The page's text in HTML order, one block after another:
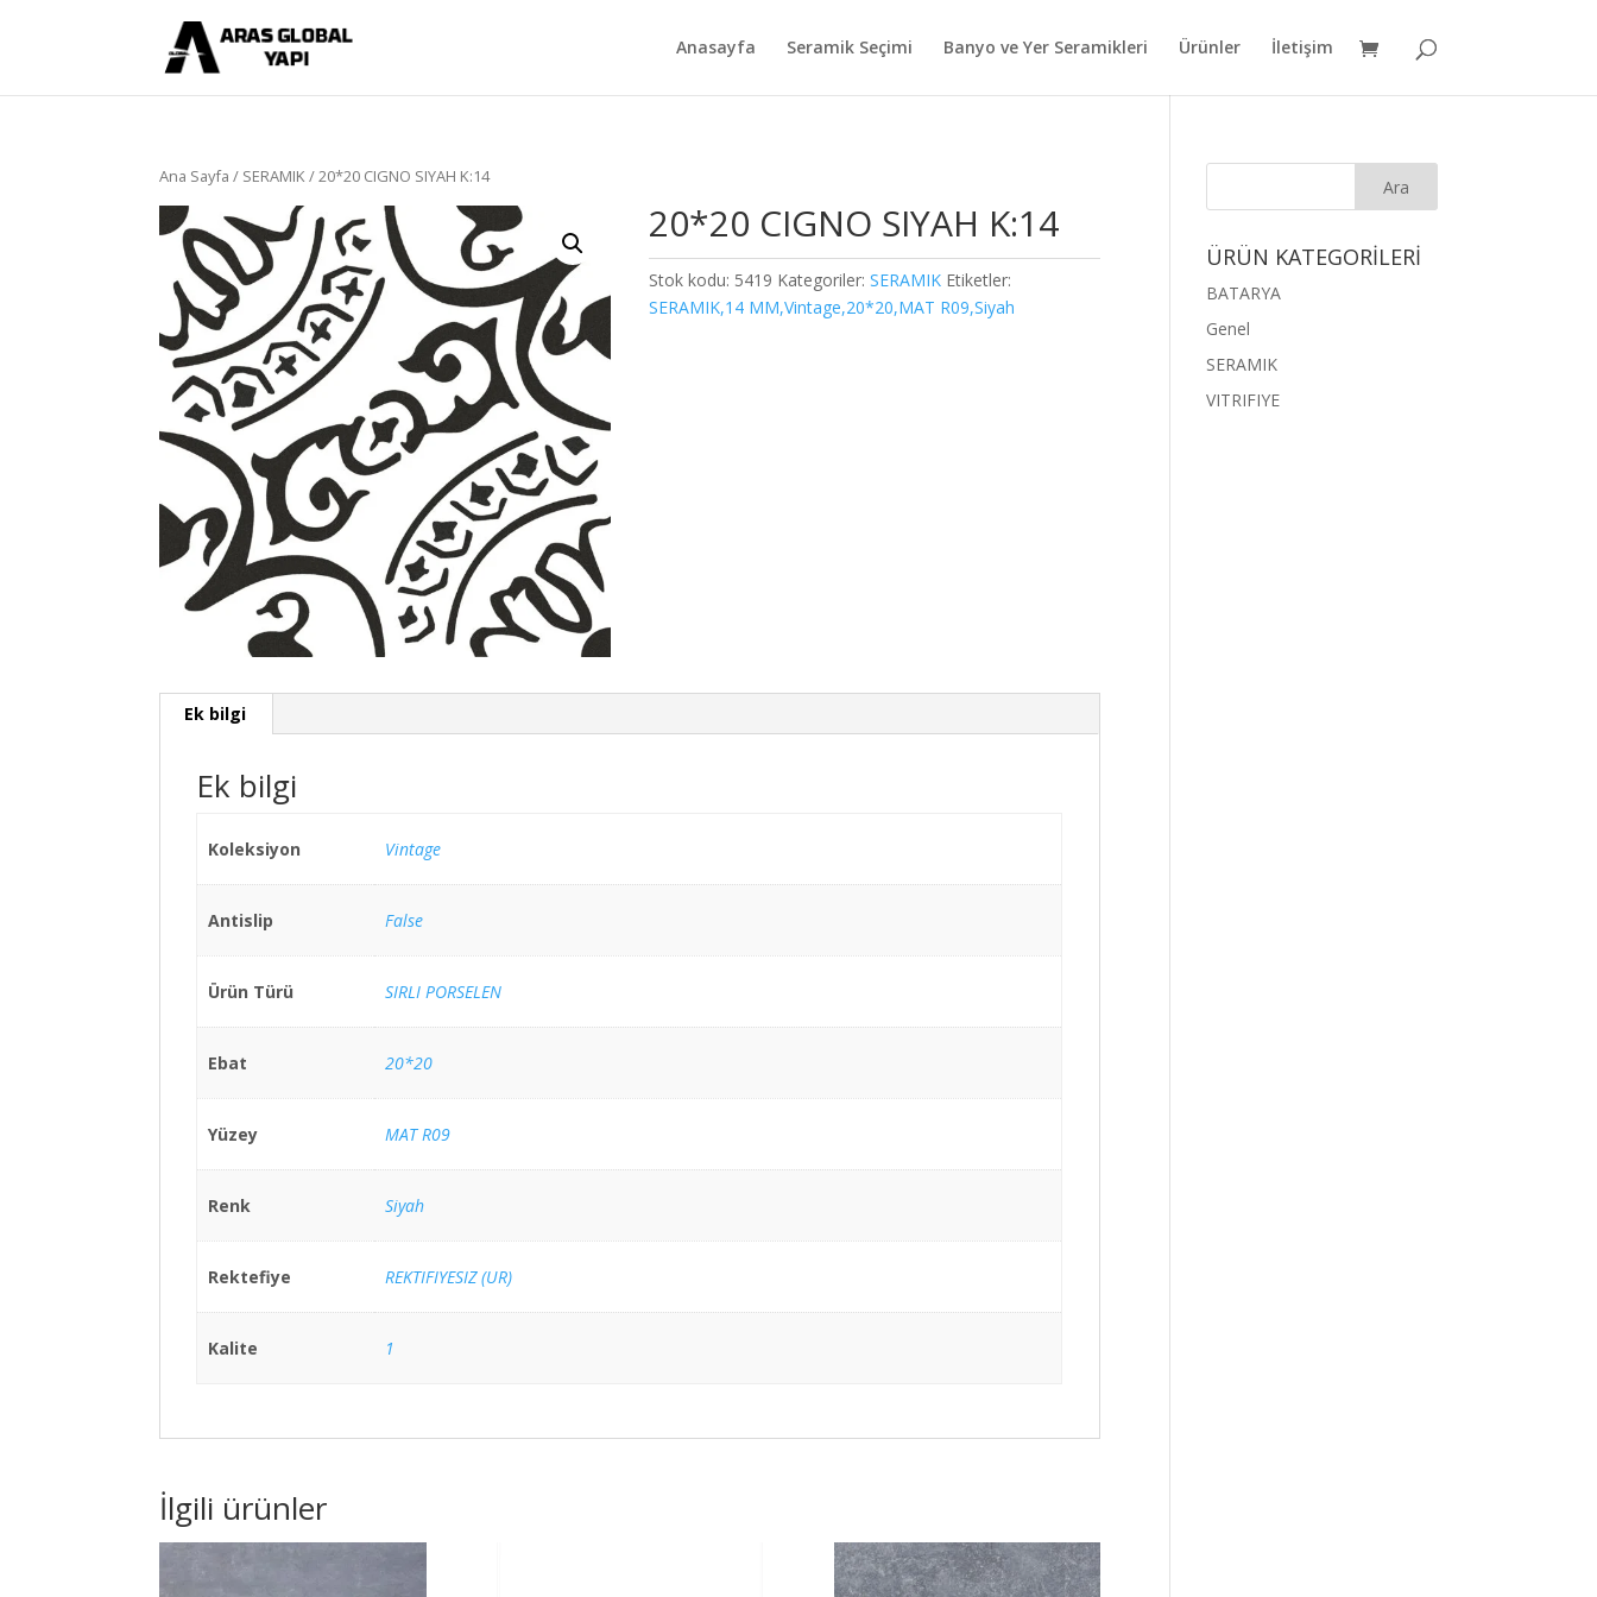
Anasayfa Seramik Seçimi Banyo ve Yer Seramikleri Ürünler İletişim
Ana Sayfa / SERAMIK/ 20*20 CIGNO SIYAH K:14
20*20 CIGNO SIYAH K:14
Stok kodu: 5419 Kategoriler:SERAMIK Etiketler:
SERAMIK,14 MM,Vintage,20*20,MAT R09,Siyah
Ek bilgi
Ek bilgi
Koleksiyon Vintage
Antislip False
Ürün Türü SIRLI PORSELEN
Ebat 20*20
Yüzey MAT R09
Renk Siyah
Rektefiye REKTIFIYESIZ (UR)
Kalite 1
İlgili ürünler
ÜRÜN KATEGORİLERİ
BATARYA
Genel
SERAMIK
VITRIFIYE